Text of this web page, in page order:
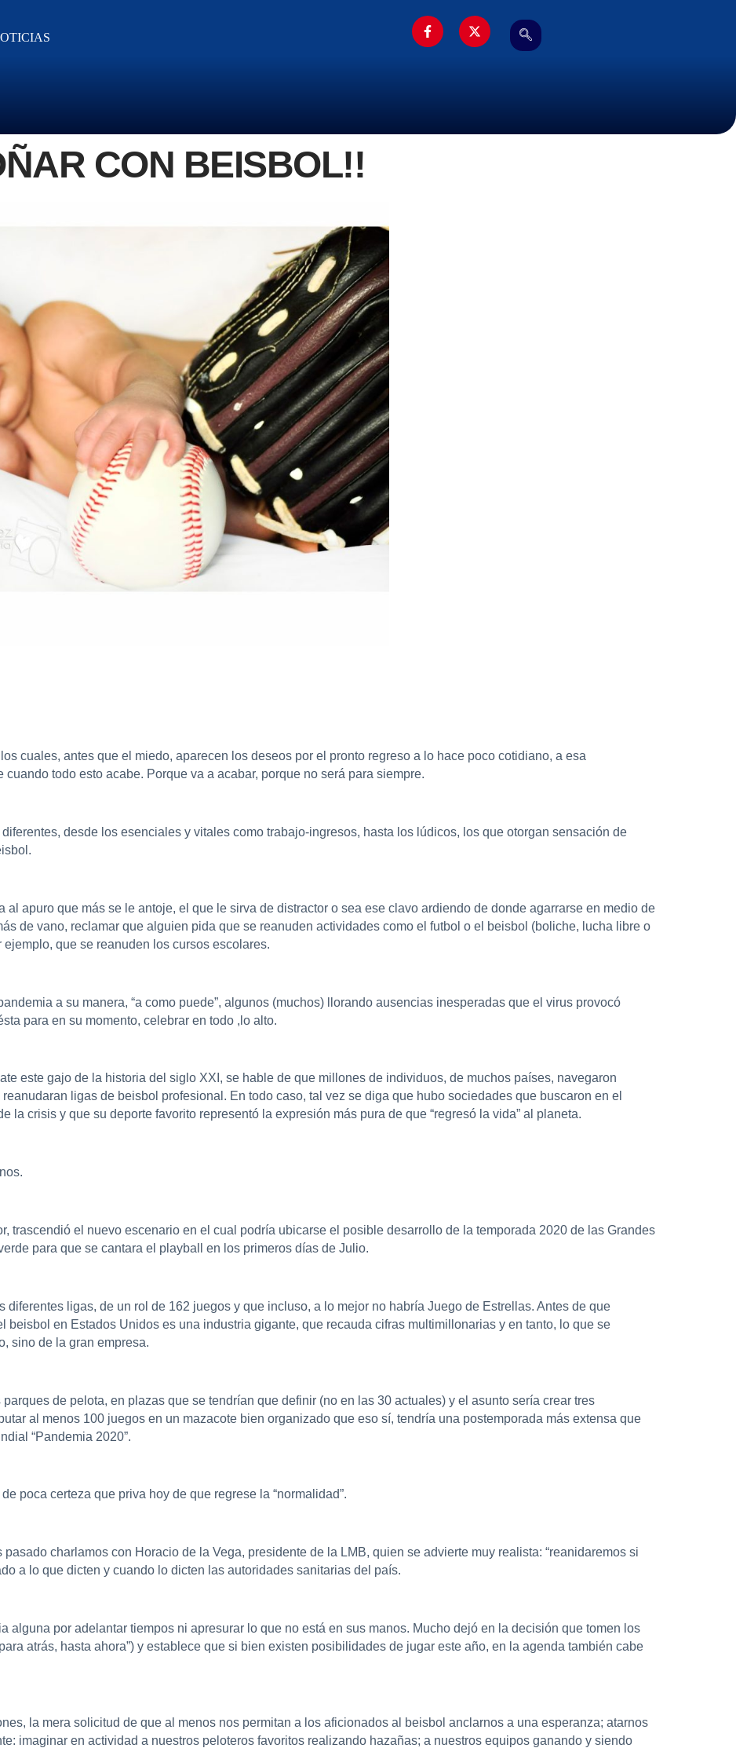
CON BEISBOL!!
cuales, antes que el miedo, aparecen los deseos por el pronto regreso a lo hace poco cotidiano, a esa
cuando todo esto acabe. Porque va a acabar, porque no será para siempre.
desde los esenciales y vitales como trabajo-ingresos, hasta los lúdicos, los que otorgan sensación de
al apuro que más se le antoje, el que le sirva de distractor o sea ese clavo ardiendo de donde agarrarse en medio de
de vano, reclamar que alguien pida que se reanuden actividades como el futbol o el beisbol (boliche, lucha libre o
que se reanuden los cursos escolares.
a su manera, “a como puede”, algunos (muchos) llorando ausencias inesperadas que el virus provocó
para en su momento, celebrar en todo ,lo alto.
este gajo de la historia del siglo XXI, se hable de que millones de individuos, de muchos países, navegaron
ligas de beisbol profesional. En todo caso, tal vez se diga que hubo sociedades que buscaron en el
la crisis y que su deporte favorito representó la expresión más pura de que “regresó la vida” al planeta.
trascendió el nuevo escenario en el cual podría ubicarse el posible desarrollo de la temporada 2020 de las Grandes
para que se cantara el playball en los primeros días de Julio.
diferentes ligas, de un rol de 162 juegos y que incluso, a lo mejor no habría Juego de Estrellas. Antes de que
beisbol en Estados Unidos es una industria gigante, que recauda cifras multimillonarias y en tanto, lo que se
sino de la gran empresa.
de pelota, en plazas que se tendrían que definir (no en las 30 actuales) y el asunto sería crear tres
al menos 100 juegos en un mazacote bien organizado que eso sí, tendría una postemporada más extensa que
“Pandemia 2020”.
poca certeza que priva hoy de que regrese la “normalidad”.
charlamos con Horacio de la Vega, presidente de la LMB, quien se advierte muy realista: “reanidaremos si
a lo que dicten y cuando lo dicten las autoridades sanitarias del país.
alguna por adelantar tiempos ni apresurar lo que no está en sus manos. Mucho dejó en la decisión que tomen los
atrás, hasta ahora”) y establece que si bien existen posibilidades de jugar este año, en la agenda también cabe
la mera solicitud de que al menos nos permitan a los aficionados al beisbol anclarnos a una esperanza; atarnos
imaginar en actividad a nuestros peloteros favoritos realizando hazañas; a nuestros equipos ganando y siendo